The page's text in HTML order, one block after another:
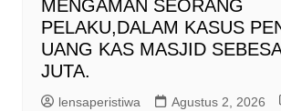
MENGAMAN SEORANG
PELAKU,DALAM KASUS
UANG KAS MASJID
JUTA.
lensaperistiwa Agustus 2, 2026